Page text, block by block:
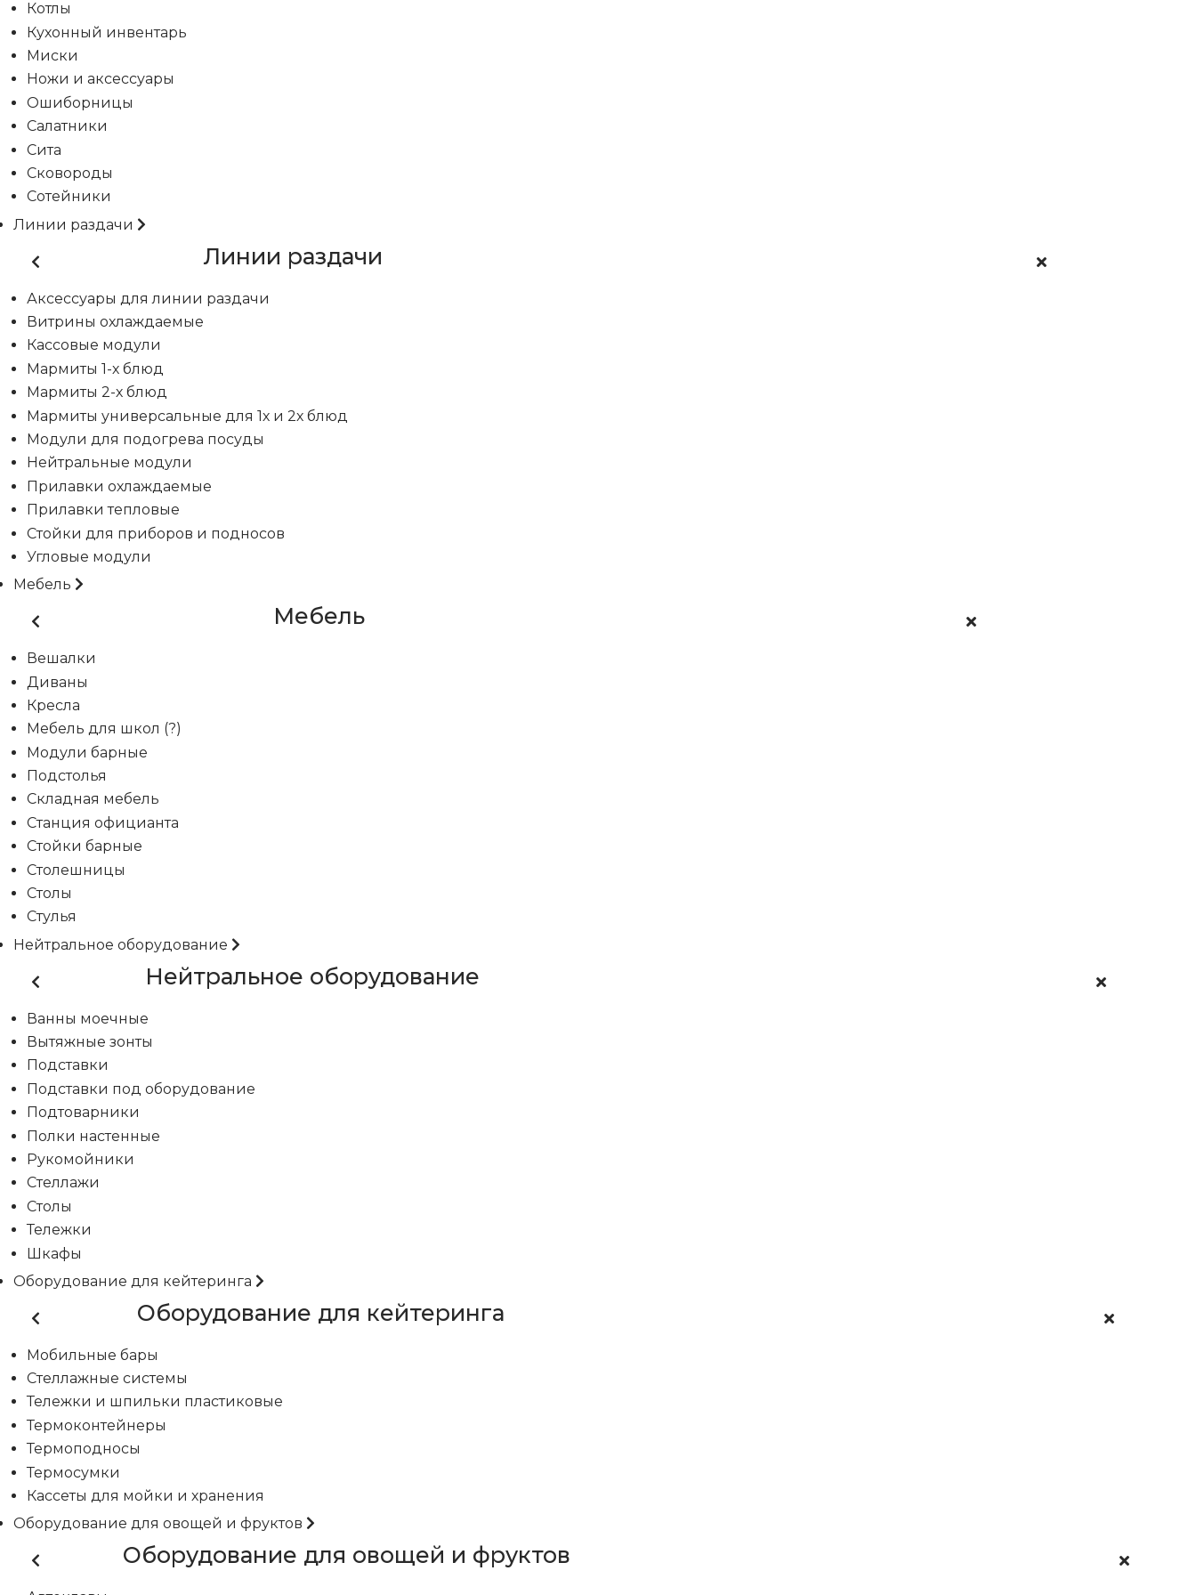
Котлы
Кухонный инвентарь
Миски
Ножи и аксессуары
Ошиборницы
Салатники
Сита
Сковороды
Сотейники
Линии раздачи
Линии раздачи
Аксессуары для линии раздачи
Витрины охлаждаемые
Кассовые модули
Мармиты 1-х блюд
Мармиты 2-х блюд
Мармиты универсальные для 1х и 2х блюд
Модули для подогрева посуды
Нейтральные модули
Прилавки охлаждаемые
Прилавки тепловые
Стойки для приборов и подносов
Угловые модули
Мебель
Мебель
Вешалки
Диваны
Кресла
Мебель для школ (?)
Модули барные
Подстолья
Складная мебель
Станция официанта
Стойки барные
Столешницы
Столы
Стулья
Нейтральное оборудование
Нейтральное оборудование
Ванны моечные
Вытяжные зонты
Подставки
Подставки под оборудование
Подтоварники
Полки настенные
Рукомойники
Стеллажи
Столы
Тележки
Шкафы
Оборудование для кейтеринга
Оборудование для кейтеринга
Мобильные бары
Стеллажные системы
Тележки и шпильки пластиковые
Термоконтейнеры
Термоподносы
Термосумки
Кассеты для мойки и хранения
Оборудование для овощей и фруктов
Оборудование для овощей и фруктов